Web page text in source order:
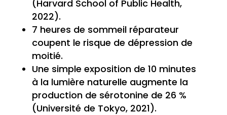
(Harvard School of Public Health,
2022).
7 heures de sommeil réparateur
coupent le risque de dépression de
moitié.
Une simple exposition de 10 minutes
à la lumière naturelle augmente la
production de sérotonine de 26 %
(Université de Tokyo, 2021).